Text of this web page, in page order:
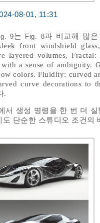
08-01, 11:31
9는 Fig. 8과 비교해 많
front windshield
layered volumes,
a sense of ambiguity.
colors. Fluidity: curved
curve decorations to
.
서 생성 명령을 한 번 더
단순한 스튜디오 조건